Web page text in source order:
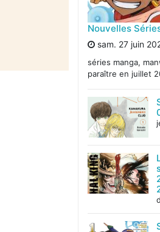
Nouvelles
sam. 27 juin
séries manga,
paraître en juillet